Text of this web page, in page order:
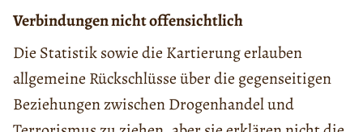
Verbindungen nicht offensichtlich
Die Statistik sowie die Kartierung erlauben
allgemeine Rückschlüsse über die gegenseitigen
Beziehungen zwischen Drogenhandel und